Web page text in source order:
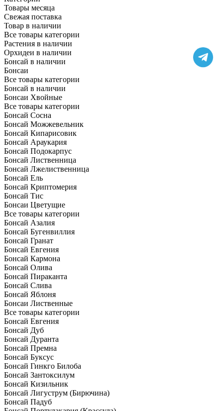
Товары месяца
Свежая поставка
Товар в наличии
Все товары категории
Растения в наличии
Орхидеи в наличии
Бонсай в наличии
Бонсаи
Все товары категории
Бонсай в наличии
Бонсаи Хвойные
Все товары категории
Бонсай Сосна
Бонсай Можжевельник
Бонсай Кипарисовик
Бонсай Араукария
Бонсай Подокарпус
Бонсай Лиственница
Бонсай Лжелиственница
Бонсай Ель
Бонсай Криптомерия
Бонсай Тис
Бонсаи Цветущие
Все товары категории
Бонсай Азалия
Бонсай Бугенвиллия
Бонсай Гранат
Бонсай Евгения
Бонсай Кармона
Бонсай Олива
Бонсай Пираканта
Бонсай Слива
Бонсай Яблоня
Бонсаи Лиственные
Все товары категории
Бонсай Евгения
Бонсай Дуб
Бонсай Дуранта
Бонсай Премна
Бонсай Буксус
Бонсай Гинкго Билоба
Бонсай Зантоксилум
Бонсай Кизильник
Бонсай Лигуструм (Бирючина)
Бонсай Падуб